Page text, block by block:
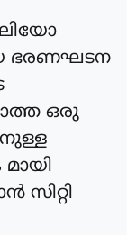
ലിയോ
ഭരണഘടന
ഒരു
സിറ്റി